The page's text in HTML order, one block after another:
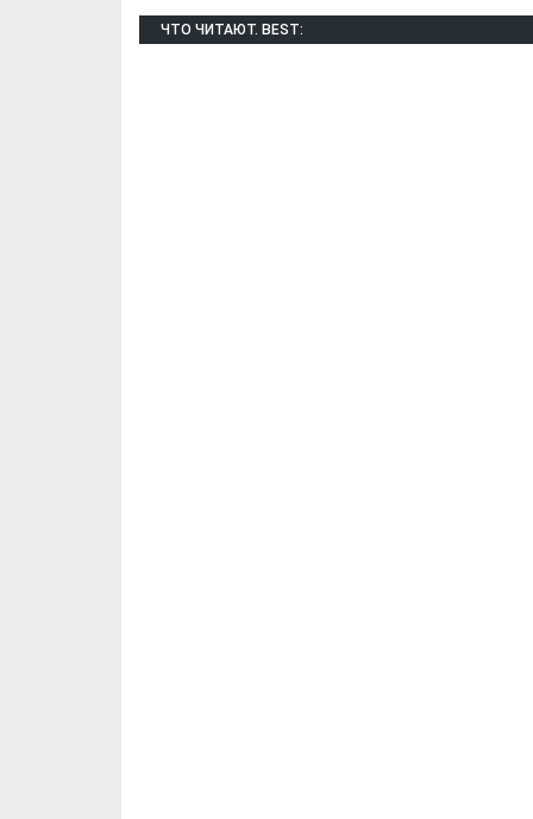
ЧТО ЧИТАЮТ. BEST:
Х. Гапураев. Капкан
для Зелимхана (Отр.
ЧЕЧНЯ. А.